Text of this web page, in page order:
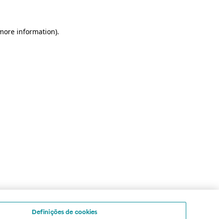
information).
Definições de cookies